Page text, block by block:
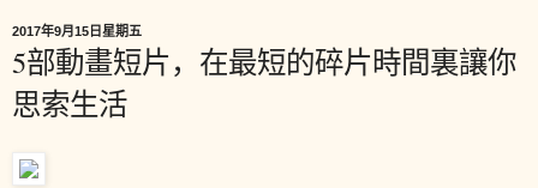
2017年9月15日星期五
5部動畫短片，在最短的碎片時間裏讓你
思索生活